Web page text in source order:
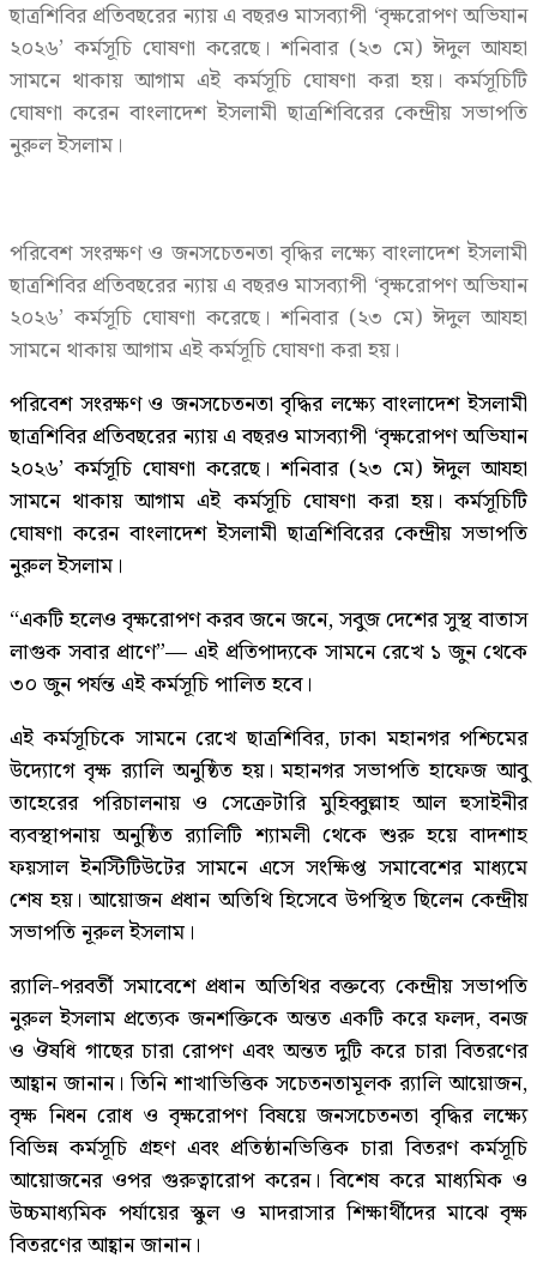
ছাত্রশিবির প্রতিবছরের ন্যায় এ বছরও মাসব্যাপী ‘বৃক্ষরোপণ অভিযান
২০২৬’ কর্মসূচি ঘোষণা করেছে। শনিবার (২৩ মে) ঈদুল আযহা
সামনে থাকায় আগাম এই কর্মসূচি ঘোষণা করা হয়। কর্মসূচিটি
ঘোষণা করেন বাংলাদেশ ইসলামী ছাত্রশিবিরের কেন্দ্রীয় সভাপতি
নুরুল ইসলাম।
পরিবেশ সংরক্ষণ ও জনসচেতনতা বৃদ্ধির লক্ষ্যে বাংলাদেশ ইসলামী
ছাত্রশিবির প্রতিবছরের ন্যায় এ বছরও মাসব্যাপী ‘বৃক্ষরোপণ অভিযান
২০২৬’ কর্মসূচি ঘোষণা করেছে। শনিবার (২৩ মে) ঈদুল আযহা
সামনে থাকায় আগাম এই কর্মসূচি ঘোষণা করা হয়।
পরিবেশ সংরক্ষণ ও জনসচেতনতা বৃদ্ধির লক্ষ্যে বাংলাদেশ ইসলামী
ছাত্রশিবির প্রতিবছরের ন্যায় এ বছরও মাসব্যাপী ‘বৃক্ষরোপণ অভিযান
২০২৬’ কর্মসূচি ঘোষণা করেছে। শনিবার (২৩ মে) ঈদুল আযহা
সামনে থাকায় আগাম এই কর্মসূচি ঘোষণা করা হয়। কর্মসূচিটি
ঘোষণা করেন বাংলাদেশ ইসলামী ছাত্রশিবিরের কেন্দ্রীয় সভাপতি
নুরুল ইসলাম।
“একটি হলেও বৃক্ষরোপণ করব জনে জনে, সবুজ দেশের সুস্থ বাতাস
লাগুক সবার প্রাণে”— এই প্রতিপাদ্যকে সামনে রেখে ১ জুন থেকে
৩০ জুন পর্যন্ত এই কর্মসূচি পালিত হবে।
এই কর্মসূচিকে সামনে রেখে ছাত্রশিবির, ঢাকা মহানগর পশ্চিমের
উদ্যোগে বৃক্ষ র‍্যালি অনুষ্ঠিত হয়। মহানগর সভাপতি হাফেজ আবু
তাহেরের পরিচালনায় ও সেক্রেটারি মুহিব্বুল্লাহ আল হুসাইনীর
ব্যবস্থাপনায় অনুষ্ঠিত র‍্যালিটি শ্যামলী থেকে শুরু হয়ে বাদশাহ
ফয়সাল ইনস্টিটিউটের সামনে এসে সংক্ষিপ্ত সমাবেশের মাধ্যমে
শেষ হয়। আয়োজন প্রধান অতিথি হিসেবে উপস্থিত ছিলেন কেন্দ্রীয়
সভাপতি নূরুল ইসলাম।
র‍্যালি-পরবর্তী সমাবেশে প্রধান অতিথির বক্তব্যে কেন্দ্রীয় সভাপতি
নুরুল ইসলাম প্রত্যেক জনশক্তিকে অন্তত একটি করে ফলদ, বনজ
ও ঔষধি গাছের চারা রোপণ এবং অন্তত দুটি করে চারা বিতরণের
আহ্বান জানান। তিনি শাখাভিত্তিক সচেতনতামূলক র‍্যালি আয়োজন,
বৃক্ষ নিধন রোধ ও বৃক্ষরোপণ বিষয়ে জনসচেতনতা বৃদ্ধির লক্ষ্যে
বিভিন্ন কর্মসূচি গ্রহণ এবং প্রতিষ্ঠানভিত্তিক চারা বিতরণ কর্মসূচি
আয়োজনের ওপর গুরুত্বারোপ করেন। বিশেষ করে মাধ্যমিক ও
উচ্চমাধ্যমিক পর্যায়ের স্কুল ও মাদরাসার শিক্ষার্থীদের মাঝে বৃক্ষ
বিতরণের আহ্বান জানান।